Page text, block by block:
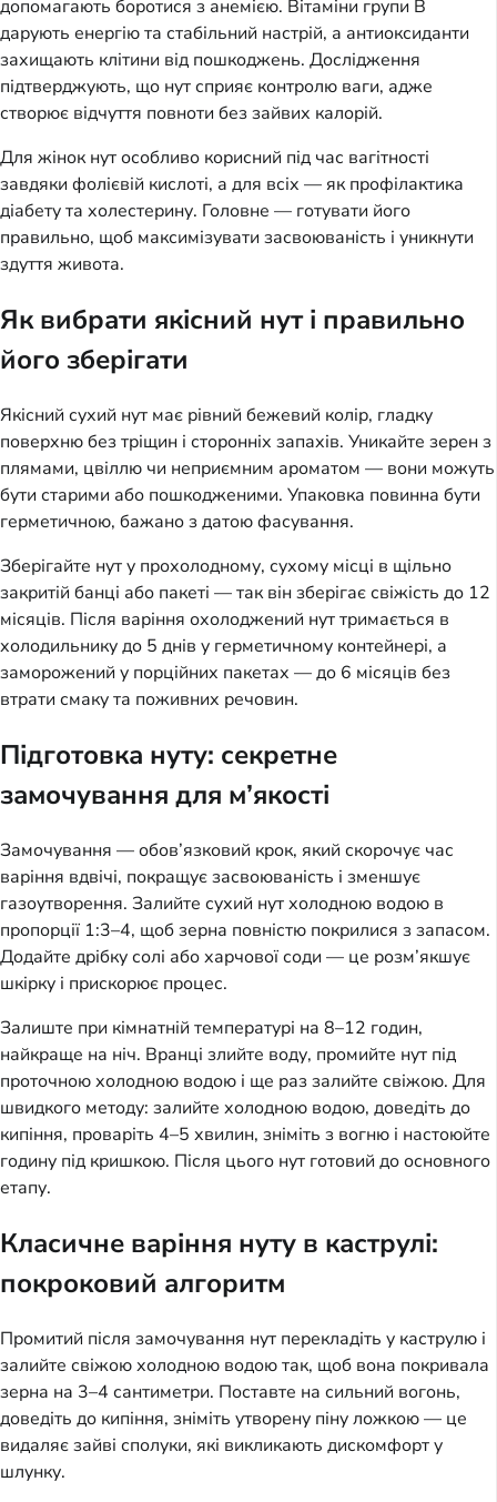
допомагають боротися з анемією. Вітаміни групи В
дарують енергію та стабільний настрій, а антиоксиданти
захищають клітини від пошкоджень. Дослідження
підтверджують, що нут сприяє контролю ваги, адже
створює відчуття повноти без зайвих калорій.
Для жінок нут особливо корисний під час вагітності
завдяки фолієвій кислоті, а для всіх — як профілактика
діабету та холестерину. Головне — готувати його
правильно, щоб максимізувати засвоюваність і уникнути
здуття живота.
Як вибрати якісний нут і правильно
його зберігати
Якісний сухий нут має рівний бежевий колір, гладку
поверхню без тріщин і сторонніх запахів. Уникайте зерен з
плямами, цвіллю чи неприємним ароматом — вони можуть
бути старими або пошкодженими. Упаковка повинна бути
герметичною, бажано з датою фасування.
Зберігайте нут у прохолодному, сухому місці в щільно
закритій банці або пакеті — так він зберігає свіжість до 12
місяців. Після варіння охолоджений нут тримається в
холодильнику до 5 днів у герметичному контейнері, а
заморожений у порційних пакетах — до 6 місяців без
втрати смаку та поживних речовин.
Підготовка нуту: секретне
замочування для м’якості
Замочування — обов’язковий крок, який скорочує час
варіння вдвічі, покращує засвоюваність і зменшує
газоутворення. Залийте сухий нут холодною водою в
пропорції 1:3–4, щоб зерна повністю покрилися з запасом.
Додайте дрібку солі або харчової соди — це розм’якшує
шкірку і прискорює процес.
Залиште при кімнатній температурі на 8–12 годин,
найкраще на ніч. Вранці злийте воду, промийте нут під
проточною холодною водою і ще раз залийте свіжою. Для
швидкого методу: залийте холодною водою, доведіть до
кипіння, проваріть 4–5 хвилин, зніміть з вогню і настоюйте
годину під кришкою. Після цього нут готовий до основного
етапу.
Класичне варіння нуту в каструлі:
покроковий алгоритм
Промитий після замочування нут перекладіть у каструлю і
залийте свіжою холодною водою так, щоб вона покривала
зерна на 3–4 сантиметри. Поставте на сильний вогонь,
доведіть до кипіння, зніміть утворену піну ложкою — це
видаляє зайві сполуки, які викликають дискомфорт у
шлунку.